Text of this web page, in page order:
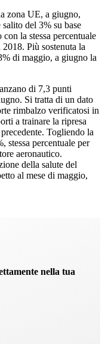
zona UE, a giugno,
del 3% su base
la stessa percentuale
Più sostenuta la
di maggio, a giugno la
di 7,3 punti
Si tratta di un dato
rimbalzo verificatosi in
a trainare la ripresa
Togliendo la
stessa percentuale per
aeronautico.
della salute del
al mese di maggio,
nella tua